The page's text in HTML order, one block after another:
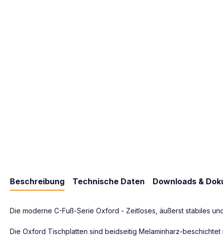
Beschreibung Technische Daten Downloads &
Die moderne C-Fuß-Serie Oxford - Zeitloses, äußerst stabiles
Die Oxford Tischplatten sind beidseitig Melaminharz-